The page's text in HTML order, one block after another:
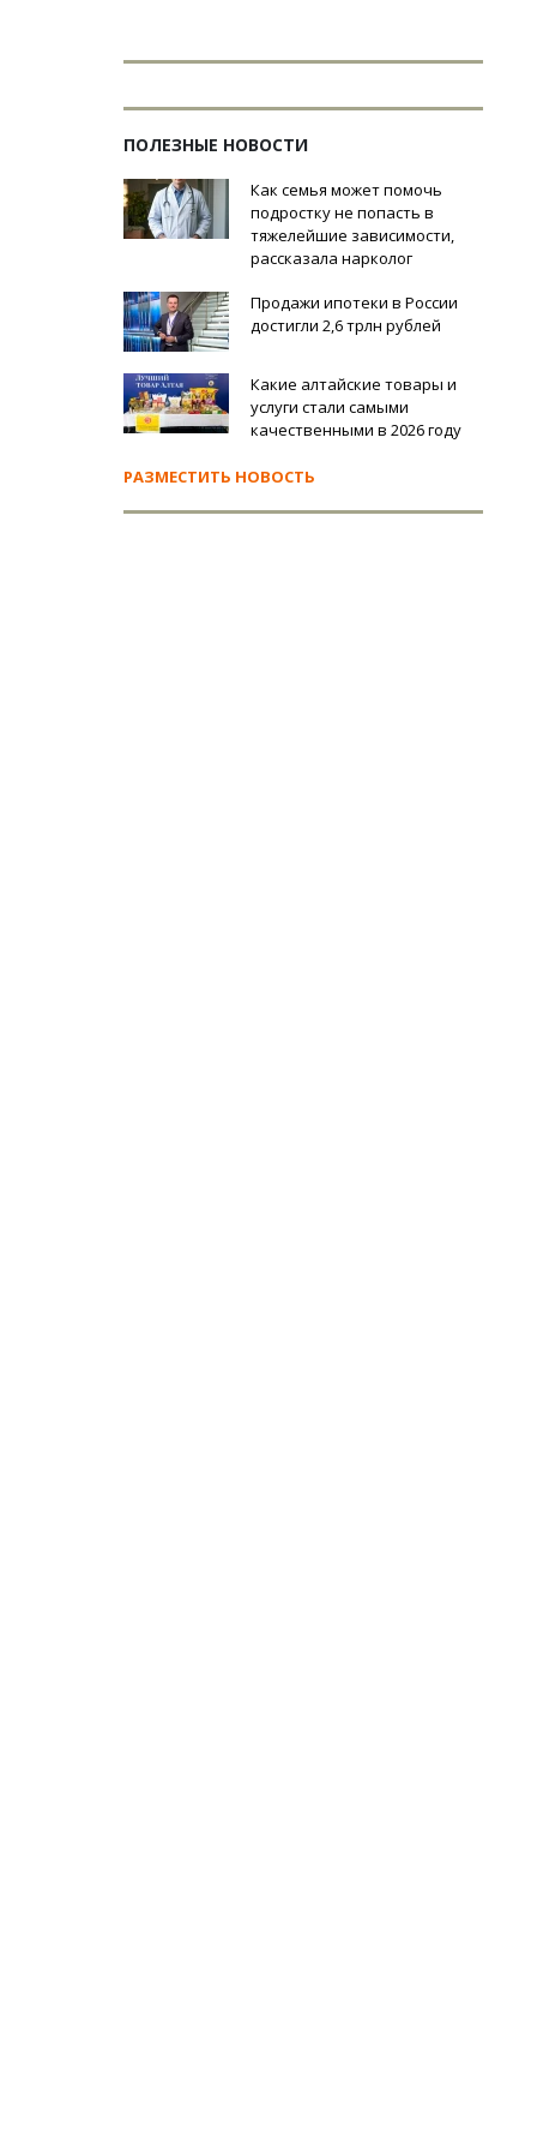
ПОЛЕЗНЫЕ НОВОСТИ
Как семья может помочь
подростку не попасть в
тяжелейшие зависимости,
рассказала нарколог
Продажи ипотеки в России
достигли 2,6 трлн рублей
Какие алтайские товары и
услуги стали самыми
качественными в 2026 году
РАЗМЕСТИТЬ НОВОСТЬ